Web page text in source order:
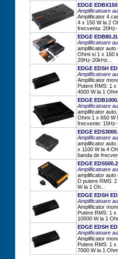
EDGE
Amplificatoare
Amplificator 4
4 x 150 W la 2
frecventa:
EDGE
Amplificatoare
amplificator auto
Ohmi si 1 x 160
20Hz-20kHz...
EDGE EDSH
Amplificatoare
Amplificator
Putere RMS: 1 x
4000 W la 1
EDGE
Amplificatoare
amplificator
Ohmi 1 x 650 W
frecvente:
EDGE
Amplificatoare
amplificator
x 1100 W la 4
banda de
EDGE
Amplificatoare
amplificator
D putere RMS:
W la 1 Oh...
EDGE EDSH
Amplificatoare
Amplificator
Putere RMS: 1 x
10500 W la 1
EDGE EDSH
Amplificatoare
Amplificator
Putere RMS: 1 x
7000 W la 1